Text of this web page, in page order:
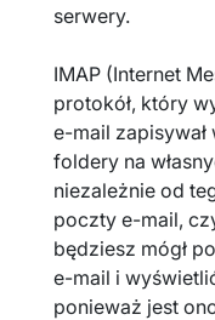
serwery.
IMAP (Internet
protokół, który
e-mail
foldery na
niezależnie od
poczty e-mail,
będziesz mógł
e-mail i
ponieważ jest